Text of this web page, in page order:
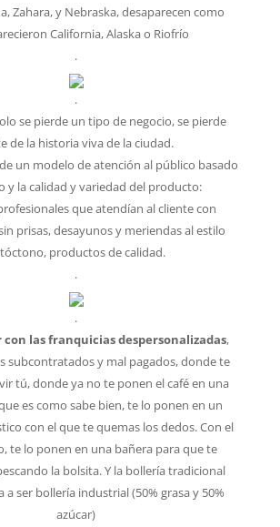
Zahara, y Nebraska, desaparecen como
California, Alaska o Riofrío
.
.
se pierde un tipo de negocio, se pierde
de la historia viva de la ciudad.
un modelo de atención al público basado
y la calidad y variedad del producto:
que atendían al cliente con
prisas, desayunos y meriendas al estilo
productos de calidad.
.
.
con las franquicias despersonalizadas,
subcontratados y mal pagados, donde te
tú, donde ya no te ponen el café en una
es como sabe bien, te lo ponen en un
con el que te quemas los dedos. Con el
te lo ponen en una bañera para que te
la bolsita. Y la bollería tradicional
a ser bollería industrial (50% grasa y 50%
azúcar)